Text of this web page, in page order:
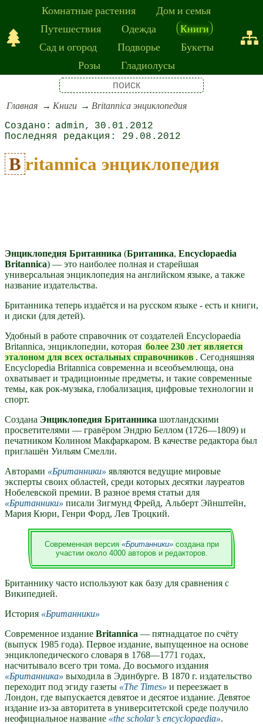
Комнатные растения
Дом и семья
Путешествия
Одежда
Книги
Сад и огород
Подворье
Букеты
Розы
Гладиолусы
Главная Книги Britannica энциклопедия
admin
30.01.2012
29.08.2012
Britannica энциклопедия
Энциклопедия Британника (Британика, Encyclopaedia
Britannica) — это наиболее полная и старейшая
универсальная энциклопедия на английском языке, а также
название издательства.
Британника теперь издаётся и на русском языке - есть и книги,
и диски (для детей).
Удобный в работе справочник от создателей Encyclopaedia
Britannica, энциклопедии, которая более 230 лет является
эталоном для всех остальных справочников . Сегодняшняя
Encyclopedia Britannica современна и всеобъемлюща, она
охватывает и традиционные предметы, и такие современные
темы, как рок-музыка, глобализация, цифровые технологии и
спорт.
Создана Энциклопедия Британника шотландскими
просветителями — гравёром Эндрю Беллом (1726—1809) и
печатником Колином Макфаркаром. В качестве редактора был
приглашён Уильям Смелли.
Авторами
Британники
являются ведущие мировые
эксперты своих областей, среди которых десятки лауреатов
Нобелевской премии. В разное время статьи для
Британники
писали Зигмунд Фрейд, Альберт Эйнштейн,
Мария Кюри, Генри Форд, Лев Троцкий.
Современная версия Британники создана при
участии около 4000 авторов и редакторов.
Британнику часто используют как базу для сравнения с
Википедией.
История
Британники
Современное издание Britannica — пятнадцатое по счёту
(выпуск 1985 года). Первое издание, выпущенное на основе
энциклопедического словаря в 1768—1771 годах,
насчитывало всего три тома. До восьмого издания
Британника
выходила в Эдинбурге. В 1870 г. издательство
переходит под эгиду газеты
The Times
и переезжает в
Лондон, где выпускается девятое и десятое издание. Девятое
издание из-за авторитета в университетской среде получило
неофициальное название
the scholar’s encyclopaedia .